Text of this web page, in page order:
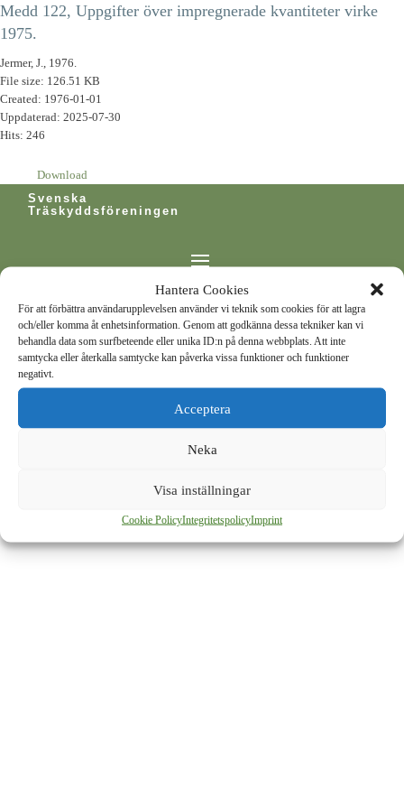
Hantera Cookies
För att förbättra användarupplevelsen använder vi teknik som cookies för att lagra
och/eller komma åt enhetsinformation. Genom att godkänna dessa tekniker kan vi
behandla data som surfbeteende eller unika ID:n på denna webbplats. Att inte
samtycka eller återkalla samtycke kan påverka vissa funktioner och funktioner
negativt.
Acceptera
Neka
Visa inställningar
Cookie PolicyIntegritetspolicyImprint
Medd 122, Uppgifter över impregnerade kvantiteter virke
1975.
Jermer, J., 1976.
File size: 126.51 KB
Created: 1976-01-01
Uppdaterad: 2025-07-30
Hits: 246
Download
Svenska
Träskyddsföreningen